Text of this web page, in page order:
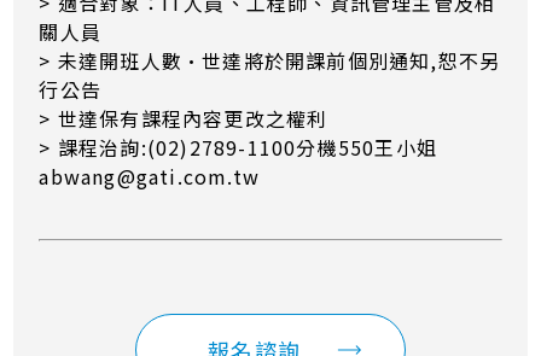
關人員
> 未達開班人數·世達將於開課前個別通知,恕不另
行公告
> 世達保有課程內容更改之權利
> 課程治詢:(02)2789-1100分機550王小姐
abwang@gati.com.tw